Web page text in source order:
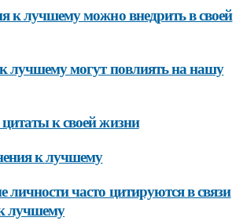
к лучшему можно внедрить в своей
лучшему могут повлиять на нашу
к своей жизни
к лучшему
личности часто цитируются в связи
лучшему